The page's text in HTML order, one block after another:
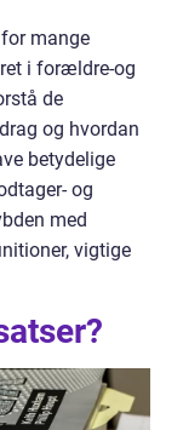
mange
i forældre-og
de
og hvordan
betydelige
og
med
vigtige